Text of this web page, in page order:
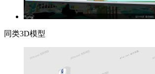
同类3D模型